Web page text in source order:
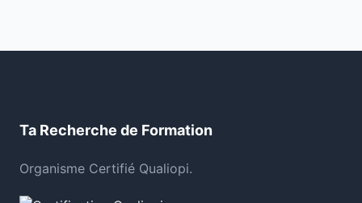
Ta Recherche de Formation
Organisme Certifié Qualiopi.